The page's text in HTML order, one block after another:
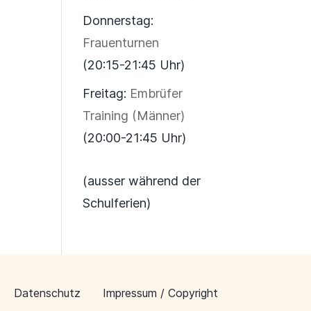
Donnerstag:
Frauenturnen
(20:15-21:45 Uhr)
Freitag: Embrüfer
Training (Männer)
(20:00-21:45 Uhr)
(ausser während der
Schulferien)
Impressum / Copyright
Datenschutz